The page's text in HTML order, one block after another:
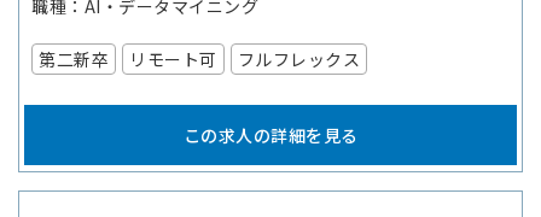
職種
AI・データマイニング
第二新卒 リモート可 フルフレックス
この求人の詳細を見る